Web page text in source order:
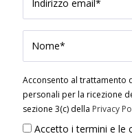
Acconsento al trattamento
personali per la ricezione
sezione 3(c) della Privacy
Accetto i termini e le